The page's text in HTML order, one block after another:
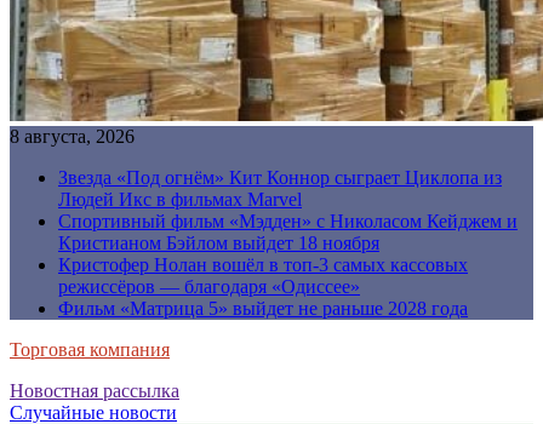
8 августа, 2026
Звезда «Под огнём» Кит Коннор сыграет Циклопа из
Людей Икс в фильмах Marvel
Спортивный фильм «Мэдден» с Николасом Кейджем и
Кристианом Бэйлом выйдет 18 ноября
Кристофер Нолан вошёл в топ-3 самых кассовых
режиссёров — благодаря «Одиссее»
Фильм «Матрица 5» выйдет не раньше 2028 года
Торговая компания
Новостная рассылка
Случайные новости